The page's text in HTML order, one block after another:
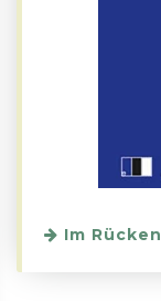
Im Rücken